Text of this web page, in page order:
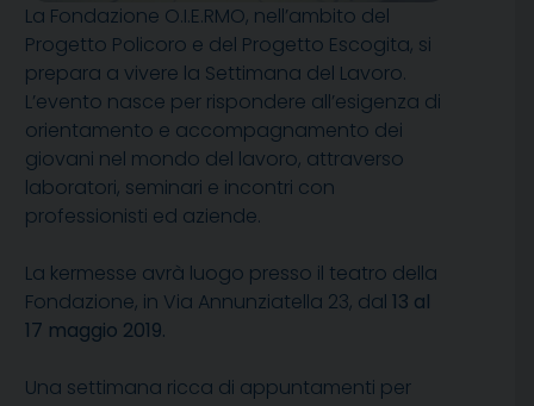
La Fondazione O.I.E.RMO, nell’ambito del
Progetto Policoro e del Progetto Escogita, si
prepara a vivere la Settimana del Lavoro.
L’evento nasce per rispondere all’esigenza di
orientamento e accompagnamento dei
giovani nel mondo del lavoro, attraverso
laboratori, seminari e incontri con
professionisti ed aziende.
La kermesse avrà luogo presso il teatro della
Fondazione, in Via Annunziatella 23, dal 13 al
17 maggio 2019.
Una settimana ricca di appuntamenti per